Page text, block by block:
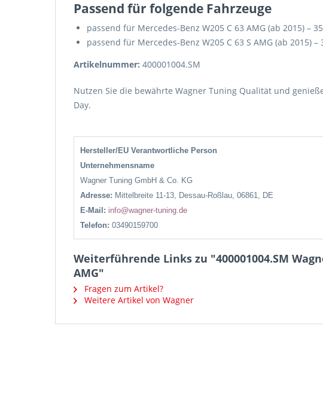
Passend für folgende Fahrzeuge
passend für Mercedes-Benz W205 C 63 AMG (ab 2015) –
passend für Mercedes-Benz W205 C 63 S AMG (ab 2015) –
Artikelnummer: 400001004.SM
Nutzen Sie die bewährte Wagner Tuning Qualität und
Day.
Hersteller/EU Verantwortliche Person
Unternehmensname
Wagner Tuning GmbH & Co. KG
Adresse: Mittelbreite 11-13, Dessau-Roßlau, 06861, DE
E-Mail: info@wagner-tuning.de
Telefon: 03490159700
Weiterführende Links zu "400001004.SM
AMG"
Fragen zum Artikel?
Weitere Artikel von Wagner